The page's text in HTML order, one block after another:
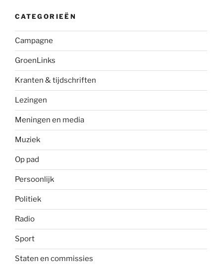
CATEGORIEËN
Campagne
GroenLinks
Kranten & tijdschriften
Lezingen
Meningen en media
Muziek
Op pad
Persoonlijk
Politiek
Radio
Sport
Staten en commissies